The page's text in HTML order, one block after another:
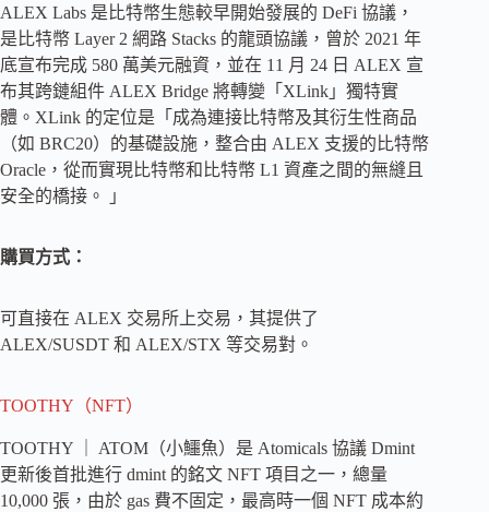
ALEX Labs 是比特幣生態較早開始發展的 DeFi 協議，
是比特幣 Layer 2 網路 Stacks 的龍頭協議，曾於 2021 年
底宣布完成 580 萬美元融資，並在 11 月 24 日 ALEX 宣
布其跨鏈組件 ALEX Bridge 將轉變「XLink」獨特實
體。XLink 的定位是「成為連接比特幣及其衍生性商品
（如 BRC20）的基礎設施，整合由 ALEX 支援的比特幣
Oracle，從而實現比特幣和比特幣 L1 資產之間的無縫且
安全的橋接。 」
購買方式：
可直接在 ALEX 交易所上交易，其提供了
ALEX/SUSDT 和 ALEX/STX 等交易對。
TOOTHY（NFT）
TOOTHY ｜ ATOM（小鱷魚）是 Atomicals 協議 Dmint
更新後首批進行 dmint 的銘文 NFT 項目之一，總量
10,000 張，由於 gas 費不固定，最高時一個 NFT 成本約